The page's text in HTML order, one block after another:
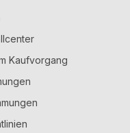
Kaufvorgang